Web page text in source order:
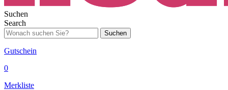
Suchen
Search
Suchen
Gutschein
0
Merkliste